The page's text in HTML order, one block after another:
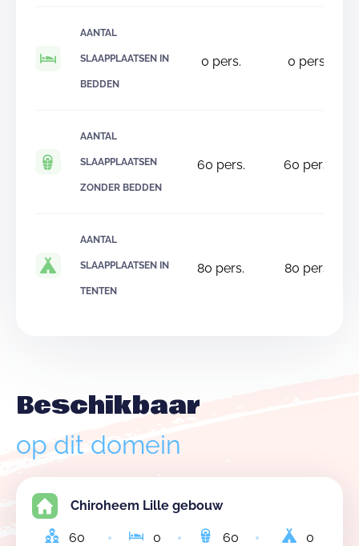
AANTAL
SLAAPPLAATSEN IN
BEDDEN
0 pers. 0 pers.
AANTAL
SLAAPPLAATSEN
ZONDER BEDDEN
60 pers. 60 pers.
AANTAL
SLAAPPLAATSEN IN
TENTEN
80 pers. 80 pers.
Beschikbaar
op dit domein
Chiroheem Lille gebouw
60 0 60
0